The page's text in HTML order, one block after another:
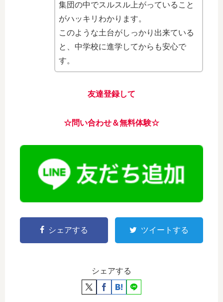
集団の中でスルスル上がっていること
がハッキリわかります。
このような土台がしっかり出来ている
と、中学校に進学してからも安心で
す。
友達登録して
☆問い合わせ＆無料体験☆
シェアする ツイートする
シェアする